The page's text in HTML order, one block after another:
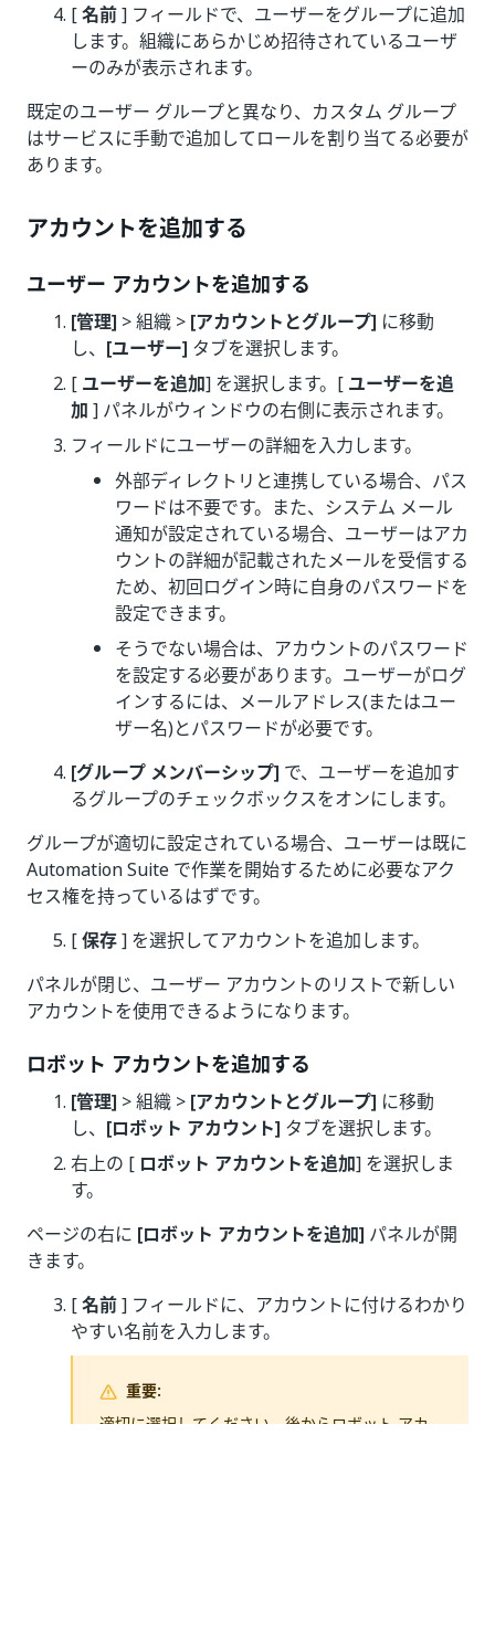
[名前] フィールドで、ユーザーをグループに追加
します。組織にあらかじめ招待されているユーザ
ーのみが表示されます。
既定のユーザー グループと異なり、カスタム グループ
はサービスに手動で追加してロールを割り当てる必要が
あります。
アカウントを追加する
ユーザー アカウントを追加する
[管理] > 組織 > [アカウントとグループ] に移動
し、 [ユーザー] タブを選択します。
[ ユーザーを追加] を選択します。[ ユーザーを追
加 ] パネルがウィンドウの右側に表示されます。
フィールドにユーザーの詳細を入力します。
外部ディレクトリと連携している場合、パス
ワードは不要です。また、システム メール
通知が設定されている場合、ユーザーはアカ
ウントの詳細が記載されたメールを受信する
ため、初回ログイン時に自身のパスワードを
設定できます。
そうでない場合は、アカウントのパスワード
を設定する必要があります。ユーザーがログ
インするには、メールアドレス(またはユー
ザー名)とパスワードが必要です。
[グループ メンバーシップ] で、ユーザーを追加す
るグループのチェックボックスをオンにします。
グループが適切に設定されている場合、ユーザーは既に
Automation Suite で作業を開始するために必要なアク
セス権を持っているはずです。
[保存] を選択してアカウントを追加します。
パネルが閉じ、ユーザー アカウントのリストで新しい
アカウントを使用できるようになります。
ロボット アカウントを追加する
[管理] > 組織 > [アカウントとグループ] に移動
し、 [ロボット アカウント] タブを選択します。
右上の [ ロボット アカウントを追加] を選択しま
す。
ページの右に [ロボット アカウントを追加] パネルが開
きます。
[名前] フィールドに、アカウントに付けるわかり
やすい名前を入力します。
重要:
適切に選択してください。後からロボット アカ